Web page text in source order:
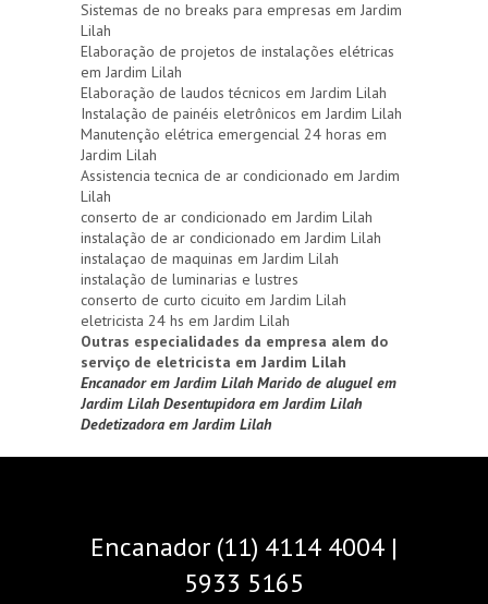
Sistemas de no breaks para empresas em Jardim
Lilah
Elaboração de projetos de instalações elétricas
em Jardim Lilah
Elaboração de laudos técnicos em Jardim Lilah
Instalação de painéis eletrônicos em Jardim Lilah
Manutenção elétrica emergencial 24 horas em
Jardim Lilah
Assistencia tecnica de ar condicionado em Jardim
Lilah
conserto de ar condicionado em Jardim Lilah
instalação de ar condicionado em Jardim Lilah
instalaçao de maquinas em Jardim Lilah
instalação de luminarias e lustres
conserto de curto cicuito em Jardim Lilah
eletricista 24 hs em Jardim Lilah
Outras especialidades da empresa alem do
serviço de eletricista em Jardim Lilah
Encanador em Jardim Lilah Marido de aluguel em
Jardim Lilah Desentupidora em Jardim Lilah
Dedetizadora em Jardim Lilah
Encanador (11) 4114 4004 |
5933 5165